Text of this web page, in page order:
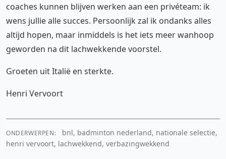
coaches kunnen blijven werken aan een privéteam: ik
wens jullie alle succes. Persoonlijk zal ik ondanks alles
altijd hopen, maar inmiddels is het iets meer wanhoop
geworden na dit lachwekkende voorstel.
Groeten uit Italië en sterkte.
Henri Vervoort
ONDERWERPEN:
bnl, badminton nederland, nationale selectie,
henri vervoort, lachwekkend, verbazingwekkend